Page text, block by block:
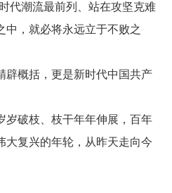
潮流最前列、站在攻坚克难
中，就必将永远立于不败之
概括，更是新时代中国共产
破枝、枝干年年伸展，百年
大复兴的年轮，从昨天走向今